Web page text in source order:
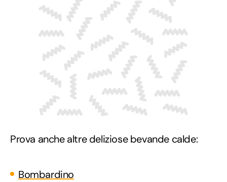
Prova anche altre deliziose bevande calde:
Bombardino